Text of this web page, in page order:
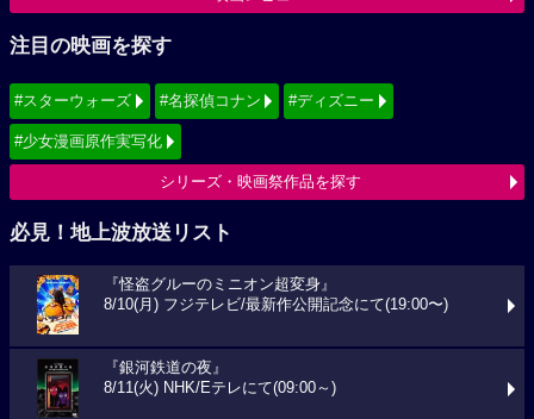
注目の映画を探す
#スターウォーズ #名探偵コナン #ディズニー
#少女漫画原作実写化
シリーズ・映画祭作品を探す
必見！地上波放送リスト
『怪盗グルーのミニオン超変身』
8/10(月) フジテレビ/最新作公開記念にて(19:00〜)
『銀河鉄道の夜』
8/11(火) NHK/Eテレにて(09:00～)